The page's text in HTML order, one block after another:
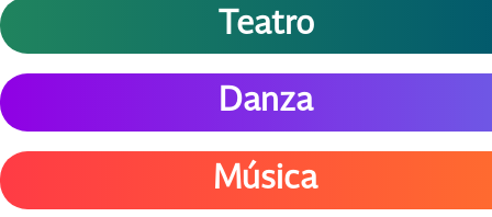
Teatro
Danza
Música